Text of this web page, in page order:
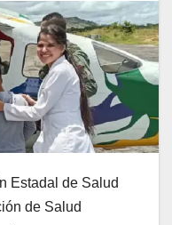
Estadal de Salud
de Salud